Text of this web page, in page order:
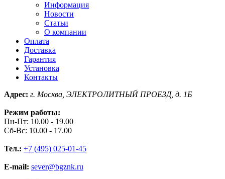
Информация
Новости
Статьи
О компании
Оплата
Доставка
Гарантия
Установка
Контакты
Адрес: г. Москва, ЭЛЕКТРОЛИТНЫЙ ПРОЕЗД, д. 1Б
Режим работы:
Пн-Пт: 10.00 - 19.00
Сб-Вс: 10.00 - 17.00
Тел.: +7 (495) 025-01-45
E-mail: sever@bgznk.ru